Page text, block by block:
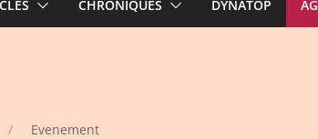
CHRONIQUES DYNATOP
Evenement